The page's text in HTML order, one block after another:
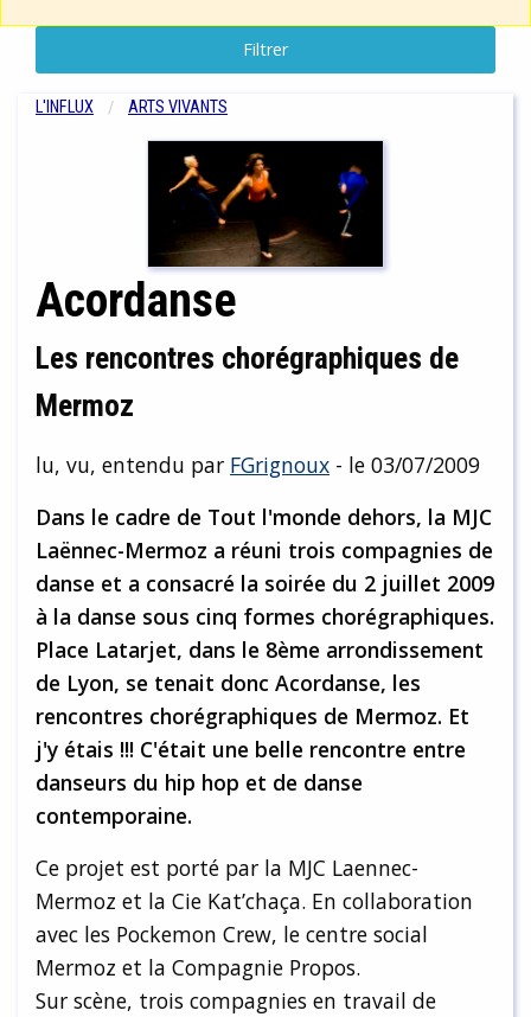
Filtrer
L'INFLUX ARTS VIVANTS
Acordanse
Les rencontres chorégraphiques de
Mermoz
lu, vu, entendu par FGrignoux - le 03/07/2009
Dans le cadre de Tout l'monde dehors, la MJC
Laënnec-Mermoz a réuni trois compagnies de
danse et a consacré la soirée du 2 juillet 2009
à la danse sous cinq formes chorégraphiques.
Place Latarjet, dans le 8ème arrondissement
de Lyon, se tenait donc Acordanse, les
rencontres chorégraphiques de Mermoz. Et
j'y étais !!! C'était une belle rencontre entre
danseurs du hip hop et de danse
contemporaine.
Ce projet est porté par la MJC Laennec-
Mermoz et la Cie Kat’chaça. En collaboration
avec les Pockemon Crew, le centre social
Mermoz et la Compagnie Propos.
Sur scène, trois compagnies en travail de